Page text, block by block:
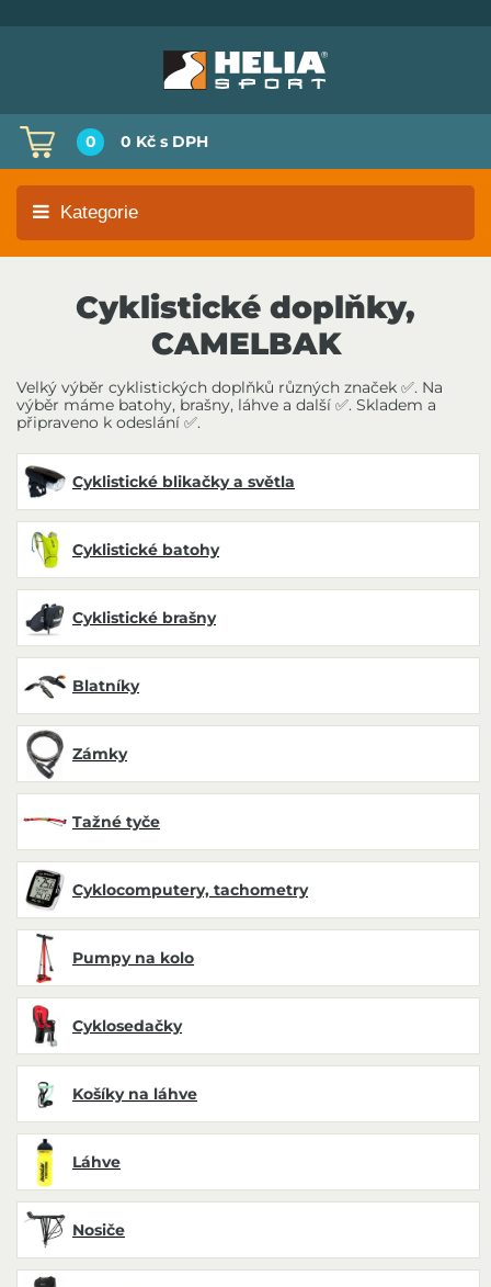
0 0 Kč s DPH
Kategorie
Cyklistické doplňky,
CAMELBAK
Velký výběr cyklistických doplňků různých značek ✅. Na
výběr máme batohy, brašny, láhve a další ✅. Skladem a
připraveno k odeslání ✅.
Cyklistické blikačky a světla
Cyklistické batohy
Cyklistické brašny
Blatníky
Zámky
Tažné tyče
Cyklocomputery, tachometry
Pumpy na kolo
Cyklosedačky
Košíky na láhve
Láhve
Nosiče